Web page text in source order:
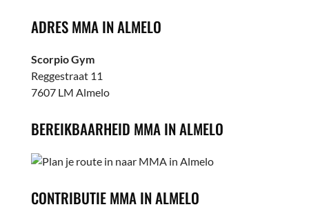
ADRES MMAIN ALMELO
Scorpio Gym
Reggestraat 11
7607 LM Almelo
BEREIKBAARHEID MMAIN ALMELO
CONTRIBUTIE MMAIN ALMELO